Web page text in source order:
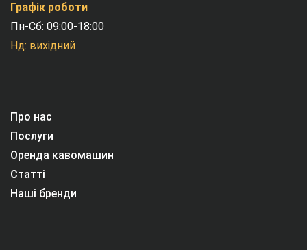
Графік роботи
Пн-Сб: 09:00-18:00
Нд: вихідний
Про нас
Послуги
Оренда кавомашин
Статті
Наші бренди